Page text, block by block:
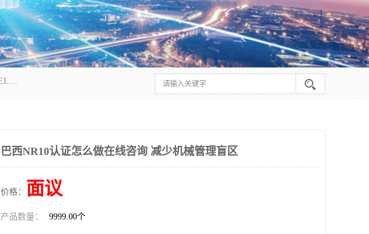
*是一家的测试、评估、检查与认机构，主要从事巴西NR10认证、NR12认证、NR13认证；ANATEL认证、INMTRO认证，欧盟CE认证：MD认证，PED认证，MID认证，ATEX认证，德国蓝色天使认证。
巴西NR10认证怎么做在线咨询 减少机械管理盲区
价格： 面议
产品数量： 9999.00个